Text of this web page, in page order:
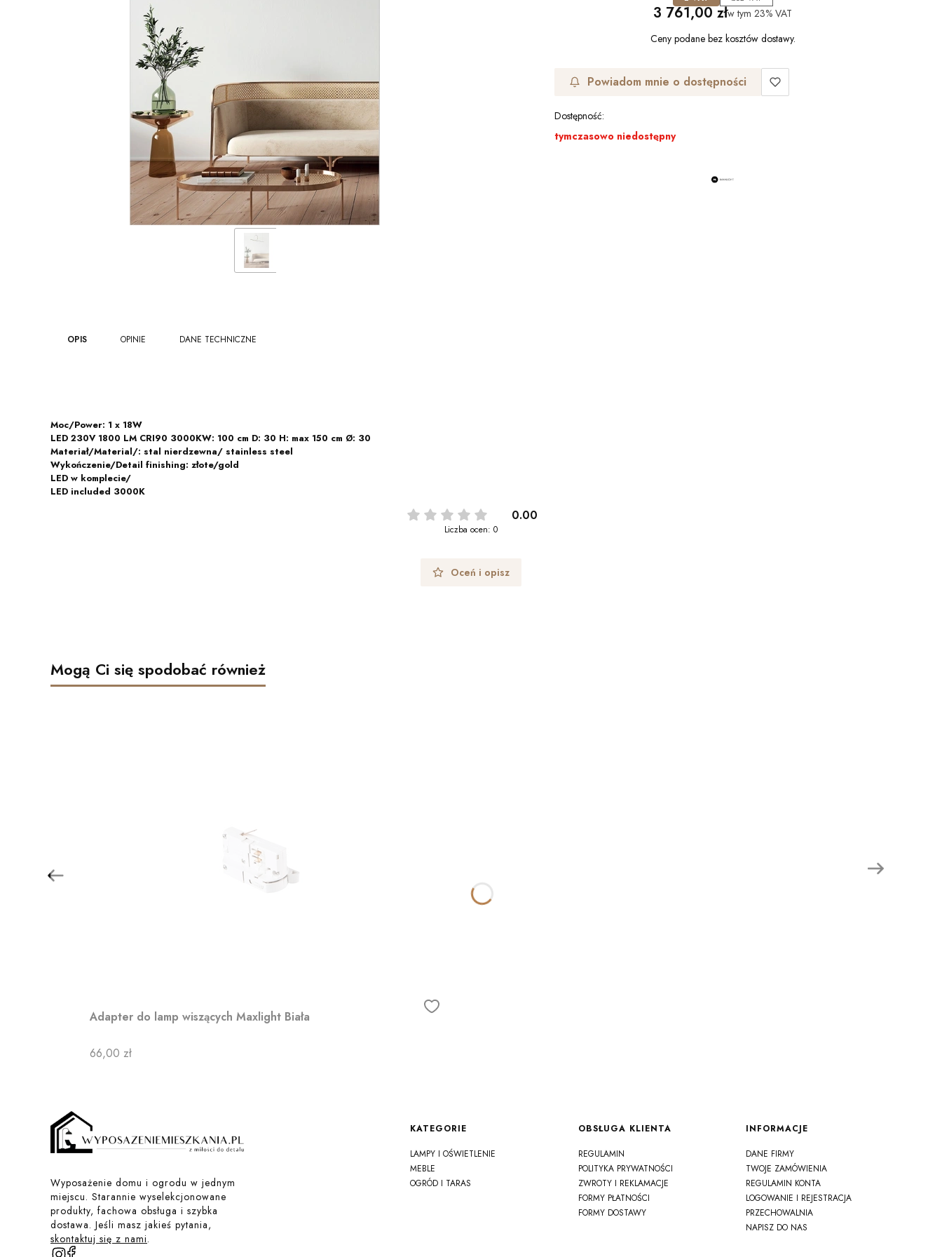
Cena
3 761,00 złw tym23%VAT
Ceny podane bez kosztów dostawy.
Powiadom mnie o dostępności
Dostępność:
tymczasowo niedostępny
OPIS OPINIE DANE TECHNICZNE
Moc/Power: 1 x 18W
LED 230V 1800 LM CRI90 3000KW: 100 cm D: 30 H: max 150 cm Ø: 30
Materiał/Material/: stal nierdzewna/ stainless steel
Wykończenie/Detail finishing: złote/gold
LED w komplecie/
LED included 3000K
0.00
Liczba ocen: 0
Oceń i opisz
Mogą Ci się spodobać również
Adapter do lamp wiszących Maxlight Biała
Cena
66,00 zł
Wyposażenie domu i ogrodu w jednym
miejscu. Starannie wyselekcjonowane
produkty, fachowa obsługa i szybka
dostawa. Jeśli masz jakieś pytania,
skontaktuj się z nami.
Linki w stopce
KATEGORIE
LAMPY I OŚWIETLENIE
MEBLE
OGRÓD I TARAS
OBSŁUGA KLIENTA
REGULAMIN
POLITYKA PRYWATNOŚCI
ZWROTY I REKLAMACJE
FORMY PŁATNOŚCI
FORMY DOSTAWY
INFORMACJE
DANE FIRMY
TWOJE ZAMÓWIENIA
REGULAMIN KONTA
LOGOWANIE I REJESTRACJA
PRZECHOWALNIA
NAPISZ DO NAS